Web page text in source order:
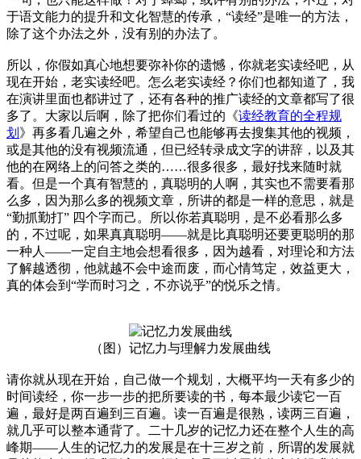
于语文能力的提升和文化智慧的传承，“读经”是唯一的方法，
除了这个办法之外，没有别的办法了。
所以，你假如真心地想要弥补你的遗憾，你就老实读经吧，从
现在开始，老实读经吧。怎么老实读经？你们也都知道了，我
在演讲里面也都讲过了，还有各种的推广读经的文章都写了很
多了。大家以后啊，除了把你们看过的《读经教育的全程规
划 》再多看几遍之外，希望自己也能够再去搜集其他的视频，
或是其他的没有视频流通，但已经转录成文字的讲辞，以及其
他的在网络上的问答之类的……很多很多，最好找来随时就
看。但是一个真有智慧的，真聪明的人啊，其实也不需要看那
么多，因为那么多的视频文章，所讲的都是一样的意思，就是
“勤抓勤打” 四个字而己。所以你若真聪明，是不必看那么多
的，不过呢，如果真真聪明——就是比真聪明还要更聪明的那
一种人——一定自主地会想看很多，因为越看，对理论和方法
了解越透彻，他就越不会中途而废，而心情笃定，效益更大，
真的体会到“学而时习之，不亦说乎”的悦乐之情。
（图）记忆力与理解力发展曲线
请你就从现在开始，自己做一个规划，大概平均一天有多少的
时间读经，你一步一步的把所要读的书，每本最少读它一百
遍，最好是两百遍到三百遍。读一百遍是很熟，读两三百遍，
就几乎可以整本通背了。二十几岁的记忆力还在整个人生的高
峰期——人生的记忆力的发展是在十三岁之前，所谓的发展就